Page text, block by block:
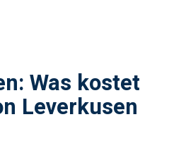
Was kostet
Leverkusen